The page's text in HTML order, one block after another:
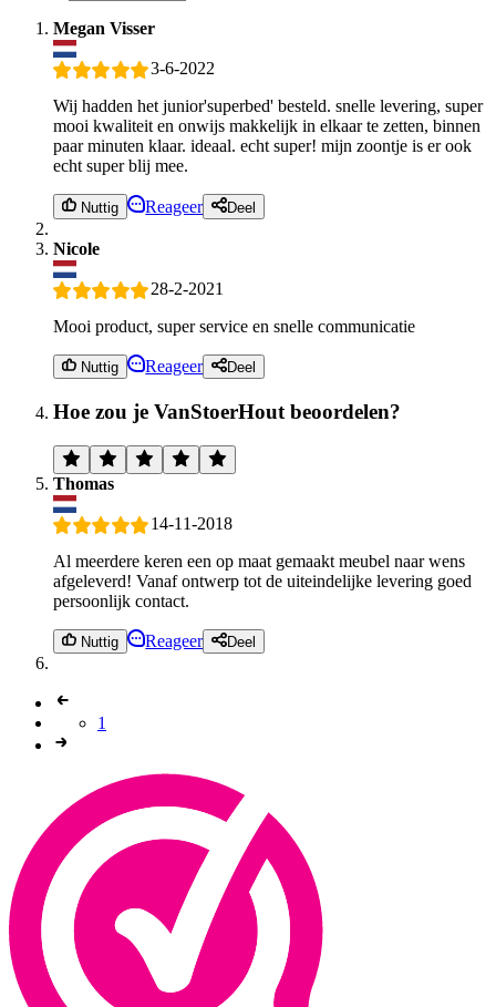
Megan Visser
3-6-2022
Wij hadden het junior'superbed' besteld. snelle levering, super
mooi kwaliteit en onwijs makkelijk in elkaar te zetten, binnen
paar minuten klaar. ideaal. echt super! mijn zoontje is er ook
echt super blij mee.
Nuttig Reageer Deel
Nicole
28-2-2021
Mooi product, super service en snelle communicatie
Nuttig Reageer Deel
Hoe zou je VanStoerHout beoordelen?
Thomas
14-11-2018
Al meerdere keren een op maat gemaakt meubel naar wens
afgeleverd! Vanaf ontwerp tot de uiteindelijke levering goed
persoonlijk contact.
Nuttig Reageer Deel
1